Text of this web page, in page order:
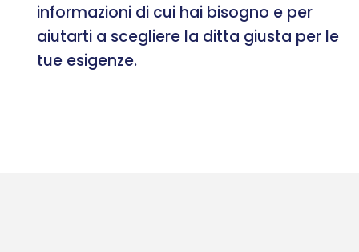
informazioni di cui hai bisogno e per
aiutarti a scegliere la ditta giusta per le
tue esigenze.